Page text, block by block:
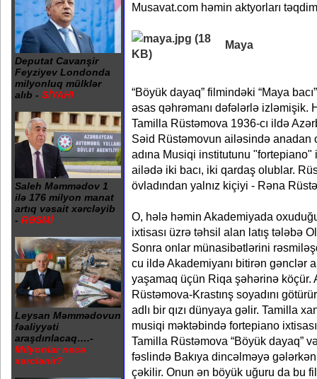
Deputat Cavanşir
Feyziyev Londonda
milyonluq mülklər
alıb - SİYAHI
Saleh Məmmədov 1
ilə 176 milyon manat
artıq vəsait xərcləyib
- RƏSMİ
Leysan Məmmədovun
fəaliyyəti
araşdırılacaq….-
Milyonlar necə
xərclənir?
Musavat.com həmin aktyorları
Maya
“Böyük dayaq” filmindəki “Maya
əsas qəhrəmanı dəfələrlə izləmişik.
Tamilla Rüstəmova 1936-cı ildə
Səid Rüstəmovun ailəsində anadan
adına Musiqi institutunu "fortepiano"
ailədə iki bacı, iki qardaş olublar.
övladından yalnız kiçiyi - Rəna
O, hələ həmin Akademiyada
ixtisası üzrə təhsil alan latış tələbə
Sonra onlar münasibətlərini
cu ildə Akademiyanı bitirən gənclər
yaşamaq üçün Riqa şəhərinə köçür.
Rüstəmova-Krastınş soyadını
adlı bir qızı dünyaya gəlir. Tamilla
musiqi məktəbində fortepiano
Tamilla Rüstəmova “Böyük dayaq”
fəslində Bakıya dincəlməyə
çəkilir. Onun ən böyük uğuru da bu